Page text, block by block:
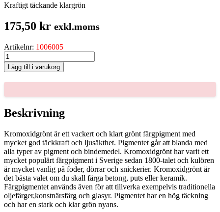
Kraftigt täckande klargrön
175,50 kr exkl.moms
Artikelnr: 1006005
KROMOXIDGRÖN
812,
0,2-
KG
Lägg till i varukorg
Beskrivning
Kromoxidgrönt är ett vackert och klart grönt färgpigment med
mycket god täckkraft och ljusäkthet. Pigmentet går att blanda med
alla typer av pigment och bindemedel. Kromoxidgrönt har varit ett
mycket populärt färgpigment i Sverige sedan 1800-talet och kulören
är mycket vanlig på foder, dörrar och snickerier. Kromoxidgrönt är
det bästa valet om du skall färga betong, puts eller keramik.
Färgpigmentet används även för att tillverka exempelvis traditionella
oljefärger,konstnärsfärg och glasyr. Pigmentet har en hög täckning
och har en stark och klar grön nyans.